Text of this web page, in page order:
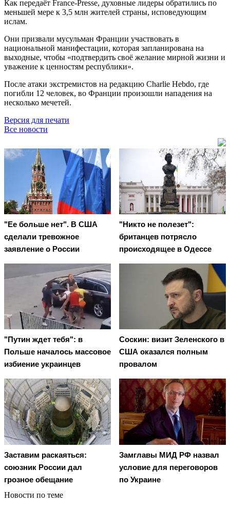
Как передаёт France-Presse, духовные лидеры обратились по
меньшей мере к 3,5 млн жителей страны, исповедующим
ислам.
Они призвали мусульман Франции участвовать в
национальной манифестации, которая запланирована на
выходные, чтобы «подтвердить своё желание мирной жизни и
уважение к ценностям республики».
После атаки экстремистов на редакцию Charlie Hebdo, где
погибли 12 человек, во Франции произошли нападения на
несколько мечетей.
Версия для печати
Все новости
"Ее больше нет". В США
сделали тревожное
заявление о России
"Никто не полезет":
британцев потрясло
происходящее в Одессе
"Путин ждет тебя": в
Польше началось массовое
избиение украинцев
Соскин: визит Зеленского в
США оказался полным
провалом
Заставим раскаяться:
союзник России дал
грозное обещание
Замглавы МИД РФ назвал
условие для переговоров
по Украине
Новости по теме